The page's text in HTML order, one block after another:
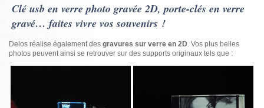
Clé usb en verre photo gravée 2D, porte-clés en verre
gravé… faites vivre vos souvenirs !
Delos réalise également des gravures sur verre en 2D . Vos plus belles
photos peuvent ainsi se retrouver sur des supports originaux tels que :